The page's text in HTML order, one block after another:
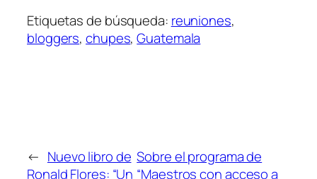
Etiquetas de búsqueda: reuniones,
bloggers,chupes,Guatemala
← Nuevo libro de
Ronald Flores: “Un
Sobre el programa de
“Maestros con acceso a